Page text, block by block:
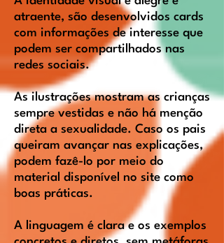
atraente, são desenvolvidos cards
com informações de interesse que
podem ser compartilhados nas
redes sociais.
As ilustrações mostram as crianças
sempre vestidas e não há menção
direta a sexualidade. Caso os pais
queiram avançar nas explicações,
podem fazê-lo por meio do
material disponível no site como
boas práticas.
A linguagem é clara e os exemplos